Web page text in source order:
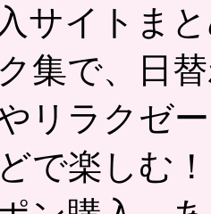
サイトま
集で、日
リラクゼ
で楽しむ